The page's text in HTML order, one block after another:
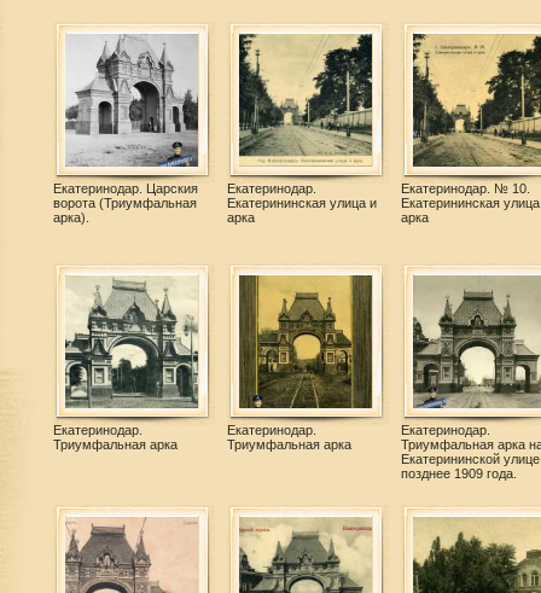
Екатеринодар. Царския
ворота (Триумфальная
арка).
Екатеринодар.
Екатерининская улица и
арка
Екатеринодар. № 10.
Екатерининская
арка
Екатеринодар.
Триумфальная арка
Екатеринодар.
Триумфальная арка
Екатеринодар.
Триумфальная арка
Екатерининской
позднее 1909 года.